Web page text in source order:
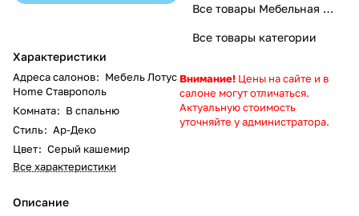
Характеристики
Адреса салонов: Мебель Лотус
Home Ставрополь
Комната: В спальню
Стиль: Ар-Деко
Цвет: Серый кашемир
Все характеристики
Описание
Все товары Мебельная фабрика Ангстрем: Качество и стиль для вашего дома
Все товары категории
Внимание! Цены на сайте и в
салоне могут отличаться.
Актуальную стоимость
уточняйте у администратора.